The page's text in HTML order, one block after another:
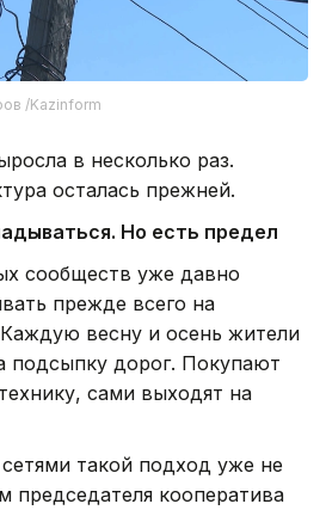
/Kazinform
в несколько раз.
осталась прежней.
Но есть предел
сообществ уже давно
прежде всего на
весну и осень жители
подсыпку дорог. Покупают
сами выходят на
такой подход уже не
председателя кооператива